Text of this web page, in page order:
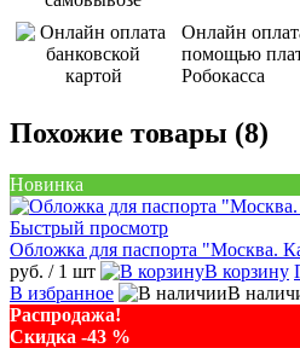
Онлайн
помощью
Робокасса
Похожие товары (8)
Новинка
Быстрый просмотр
Обложка для паспорта "Москва.
руб. / 1 шт В корзину
В избранное
В
Распродажа!
Скидка -43 %